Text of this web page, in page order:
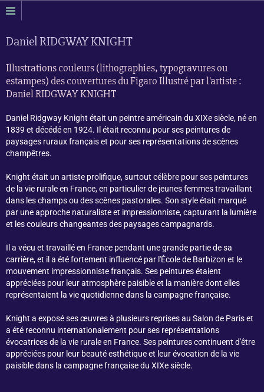
Daniel RIDGWAY KNIGHT
Illustrations couleurs (lithographies, typogravures ou
estampes) des couvertures du Figaro Illustré par l'artiste :
Daniel RIDGWAY KNIGHT
Daniel Ridgway Knight était un peintre américain du XIXe siècle, né en
1839 et décédé en 1924. Il était reconnu pour ses peintures de
paysages ruraux français et pour ses représentations de scènes
champêtres.
Knight était un artiste prolifique, surtout célèbre pour ses peintures
de la vie rurale en France, en particulier de jeunes femmes travaillant
dans les champs ou des scènes pastorales. Son style était marqué
par une approche naturaliste et impressionniste, capturant la lumière
et les couleurs changeantes des paysages campagnards.
Il a vécu et travaillé en France pendant une grande partie de sa
carrière, et il a été fortement influencé par l'École de Barbizon et le
mouvement impressionniste français. Ses peintures étaient
appréciées pour leur atmosphère paisible et la manière dont elles
représentaient la vie quotidienne dans la campagne française.
Knight a exposé ses œuvres à plusieurs reprises au Salon de Paris et
a été reconnu internationalement pour ses représentations
évocatrices de la vie rurale en France. Ses peintures continuent d'être
appréciées pour leur beauté esthétique et leur évocation de la vie
paisible dans la campagne française du XIXe siècle.